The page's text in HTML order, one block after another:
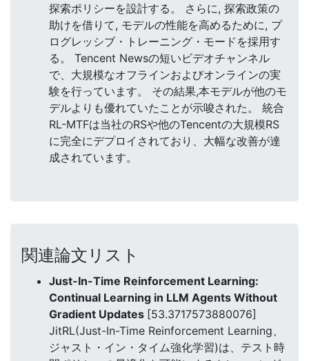
探索ポリシーを設計する。 さらに, 探索政策の
助けを借りて, モデルの性能を高めるために, プ
ログレッシブ・トレーニング・モードを採用す
る。 Tencent Newsの短いビデオチャンネル
で、大規模なオフラインおよびオンラインの実
験を行っています。 その結果,本モデルが他のモ
デルよりも優れていたことが示唆された。 統合
RL-MTFは当社のRSや他のTencentの大規模RS
に完全にデプロイされており、大幅な改善が達
成されています。
関連論文リスト
Just-In-Time Reinforcement Learning:
Continual Learning in LLM Agents Without
Gradient Updates [53.3717573880076]
JitRL(Just-In-Time Reinforcement Learning、
ジャスト・イン・タイム強化学習)は、テスト時